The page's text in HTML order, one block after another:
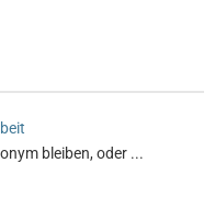
bleiben, oder ...